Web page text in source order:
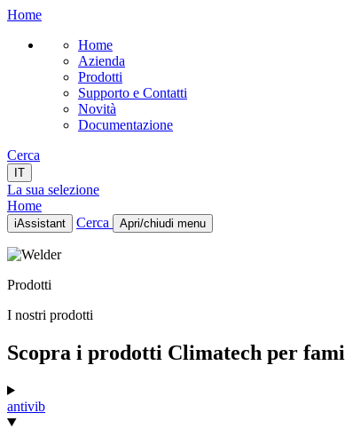
Home
Home
Azienda
Prodotti
Supporto e Contatti
Novità
Documentazione
Cerca
IT
La sua selezione
Home
iAssistant Cerca Apri/chiudi menu
Home
Prodotti
Novità
IT
Prodotti
I nostri prodotti
Scopra i prodotti Climatech per
antivib